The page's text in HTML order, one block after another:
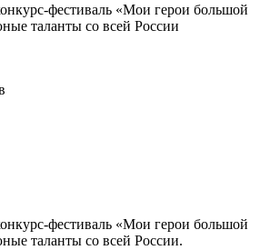
фестиваль «Мои герои большой
таланты со всей России
фестиваль «Мои герои большой
таланты со всей России.